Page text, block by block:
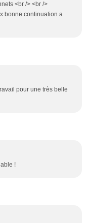
<br /> <br />
bonne continuation a
pour une très belle
!